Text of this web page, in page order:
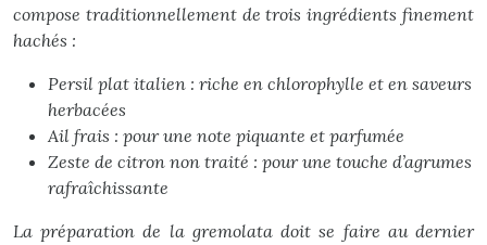
compose traditionnellement de trois ingrédients finement
hachés :
Persil plat italien : riche en chlorophylle et en saveurs
herbacées
Ail frais : pour une note piquante et parfumée
Zeste de citron non traité : pour une touche d’agrumes
rafraîchissante
La préparation de la gremolata doit se faire au dernier